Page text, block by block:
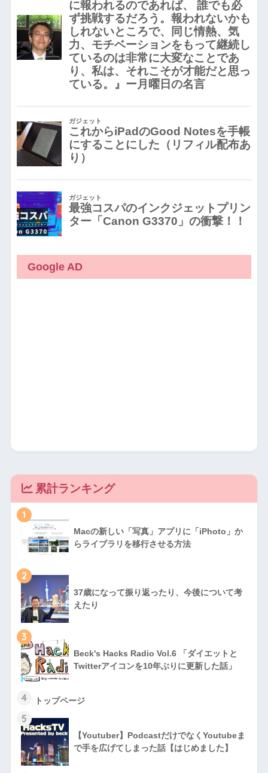
Google AD
累計ランキング
1
Macの新しい「写真」アプリに「iPhoto」か
らライブラリを移行させる方法
2
37歳になって振り返ったり、今後について考
えたり
3
Beck's Hacks Radio Vol.6 「ダイエットと
Twitterアイコンを10年ぶりに更新した話」
4 トップページ
5
【Youtuber】PodcastだけでなくYoutubeま
で手を広げてしまった話【はじめました】